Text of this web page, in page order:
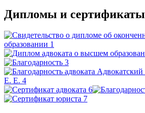
Дипломы и сертификаты